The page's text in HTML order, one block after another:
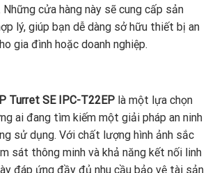
Những cửa hàng này sẽ cung cấp sản
lý, giúp bạn dễ dàng sở hữu thiết bị an
gia đình hoặc doanh nghiệp.
Turret SE IPC-T22EP là một lựa chọn
ai đang tìm kiếm một giải pháp an ninh
sử dụng. Với chất lượng hình ảnh sắc
sát thông minh và khả năng kết nối linh
đáp ứng đầy đủ nhu cầu bảo vệ tài sản